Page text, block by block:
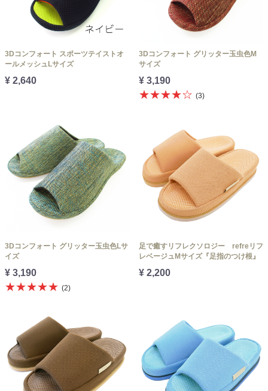
3Dコンフォート スポーツテイストオ
ールメッシュLサイズ
¥ 2,640
3Dコンフォート グリッター玉虫色M
サイズ
¥ 3,190
★★★★☆ (3)
3Dコンフォート グリッター玉虫色Lサ
イズ
¥ 3,190
★★★★★ (2)
足で癒すリフレクソロジー refreリフ
レベージュMサイズ『足指のつけ根』
¥ 2,200